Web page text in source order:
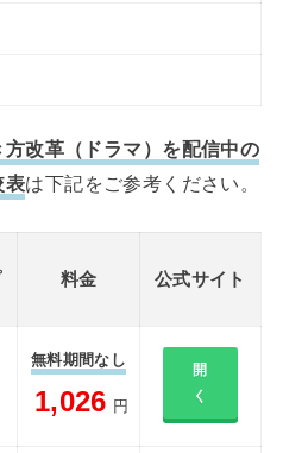
改革（ドラマ）を配信中の
表は下記をご参考ください。
料金 公式サイト
無料期間なし
1,026 円
開
く